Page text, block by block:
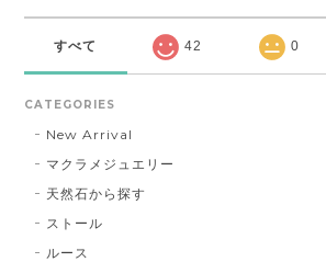
すべて 42 0
CATEGORIES
New Arrival
マクラメジュエリー
天然石から探す
ストール
ルース